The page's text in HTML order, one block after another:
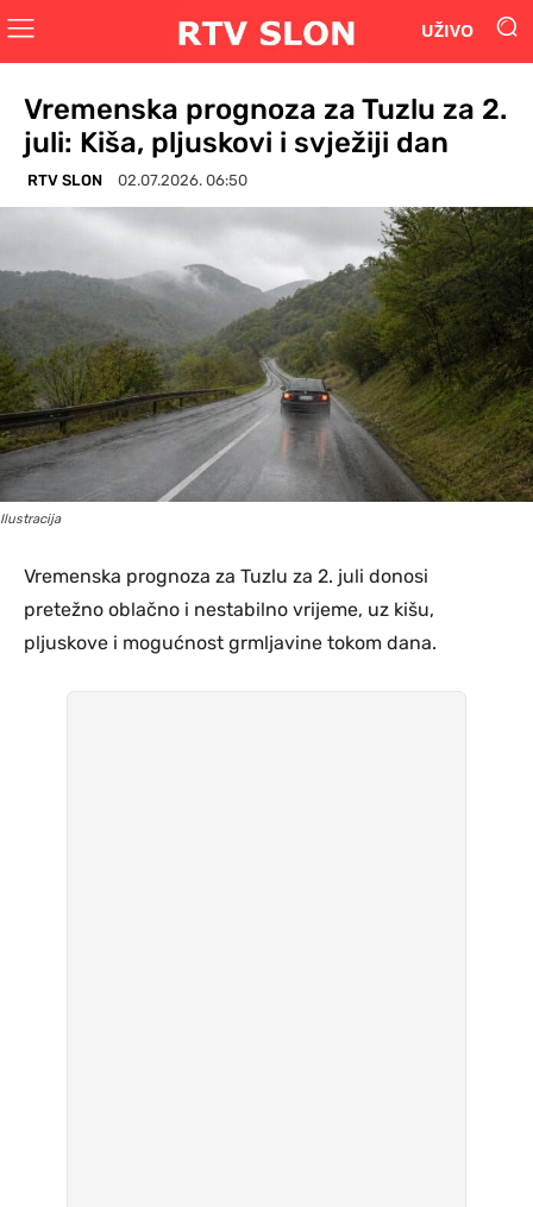
UŽIVO
Vremenska prognoza za Tuzlu za 2.
juli: Kiša, pljuskovi i svježiji dan
RTV SLON 02.07.2026. 06:50
Ilustracija
Vremenska prognoza za Tuzlu za 2. juli donosi
pretežno oblačno i nestabilno vrijeme, uz kišu,
pljuskove i mogućnost grmljavine tokom dana.